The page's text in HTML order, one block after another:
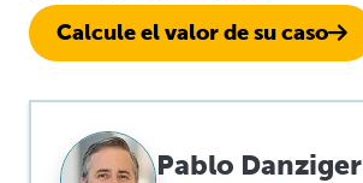
Calcule el valor de su caso
Pablo Danziger